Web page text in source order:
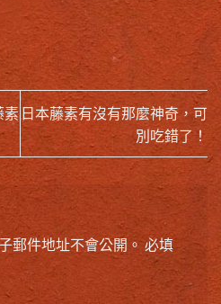
素 日本藤素有沒有那麼神奇，可
別吃錯了！
郵件地址不會公開。必填